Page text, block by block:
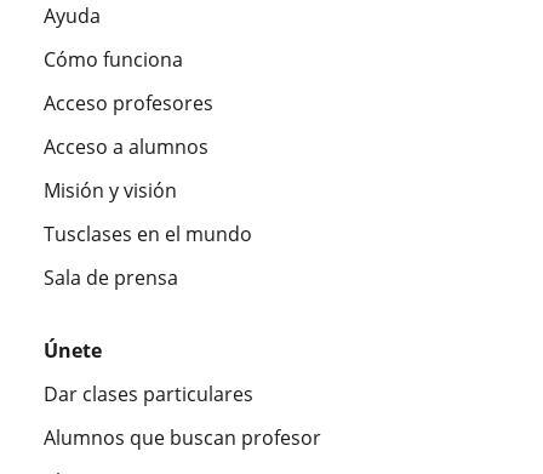
Ayuda
Cómo funciona
Acceso profesores
Acceso a alumnos
Misión y visión
Tusclases en el mundo
Sala de prensa
Únete
Dar clases particulares
Alumnos que buscan profesor